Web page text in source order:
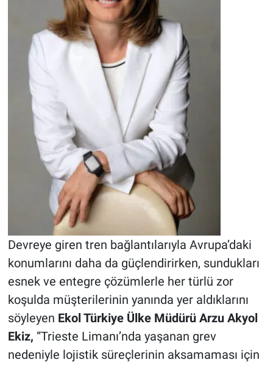
Devreye giren tren bağlantılarıyla Avrupa’daki
konumlarını daha da güçlendirirken, sundukları
esnek ve entegre çözümlerle her türlü zor
koşulda müşterilerinin yanında yer aldıklarını
söyleyen Ekol Türkiye Ülke Müdürü Arzu Akyol
Ekiz, “Trieste Limanı’nda yaşanan grev
nedeniyle lojistik süreçlerinin aksamaması için